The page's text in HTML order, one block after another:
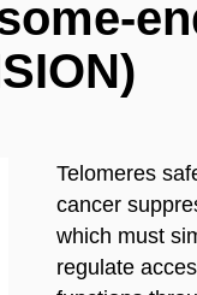
Telomeres
cancer
which must
regulate